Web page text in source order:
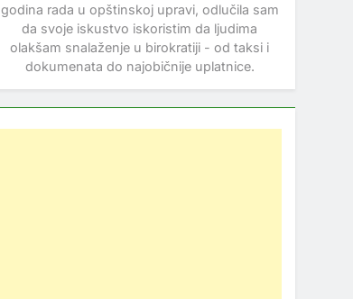
godina rada u opštinskoj upravi, odlučila sam
da svoje iskustvo iskoristim da ljudima
olakšam snalaženje u birokratiji - od taksi i
dokumenata do najobičnije uplatnice.